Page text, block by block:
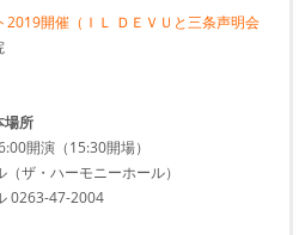
2019開催（ＩＬ ＤＥＶＵと三条声明会
場所
開演（15:30開場）
ザ・ハーモニーホール）
0263-47-2004